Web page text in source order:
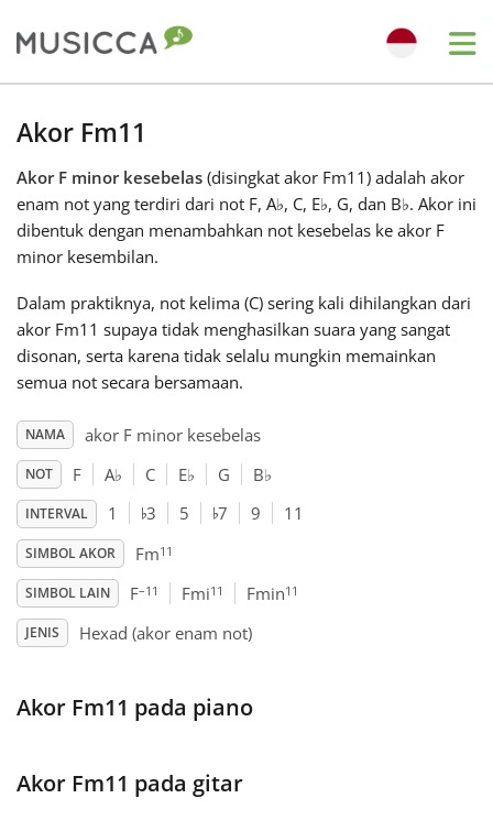
Български
Dansk
Deutsch
Español
Français
한국어
Akor Fm11
Akor F minor kesebelas (disingkat akor Fm11) adalah akor
enam not yang terdiri dari not F, A♭, C, E♭, G, dan B♭. Akor ini
dibentuk dengan menambahkan not kesebelas ke akor F
minor kesembilan.
Dalam praktiknya, not kelima (C) sering kali dihilangkan dari
akor Fm11 supaya tidak menghasilkan suara yang sangat
disonan, serta karena tidak selalu mungkin memainkan
semua not secara bersamaan.
NAMA akor F minor kesebelas
NOT F A♭ C E♭ G B♭
INTERVAL 1 ♭3 5 ♭7 9 11
SIMBOL AKOR Fm11
SIMBOL LAIN F–11 Fmi11 Fmin11
JENIS Hexad (akor enam not)
Akor Fm11 pada piano
Akor Fm11 pada gitar